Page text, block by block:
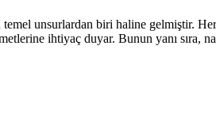
unsurlardan biri haline gelmiştir.
ihtiyaç duyar. Bunun yanı sıra,